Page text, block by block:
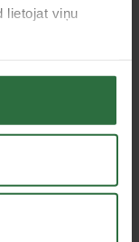
lietojat viņu
par...